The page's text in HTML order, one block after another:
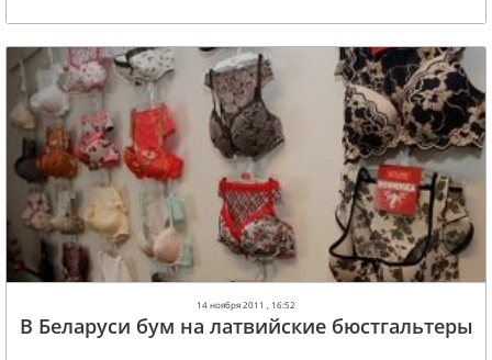
14 ноября 2011 , 16:52
В Беларуси бум на латвийские бюстгальтеры